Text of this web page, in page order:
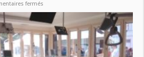
fermés
NOUVEAU
CENTRE
DE
DIALYSE
OIGNIES